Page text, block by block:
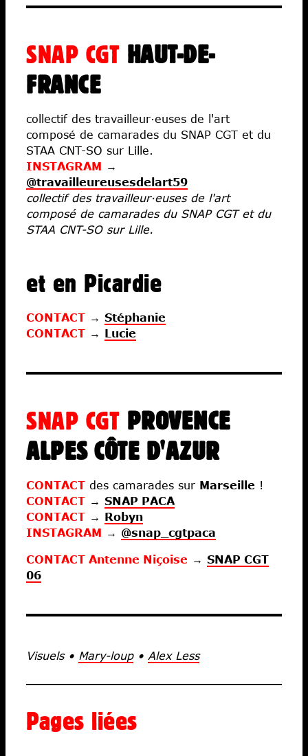
SNAP CGT HAUT-DE-
FRANCE
collectif des travailleur·euses de l'art
composé de camarades du SNAP CGT et du
STAA CNT-SO sur Lille.
INSTAGRAM →
@travailleureusesdelart59
collectif des travailleur·euses de l'art
composé de camarades du SNAP CGT et du
STAA CNT-SO sur Lille.
et en Picardie
CONTACT → Stéphanie
CONTACT → Lucie
SNAP CGT PROVENCE
ALPES CÔTE D'AZUR
CONTACT des camarades sur Marseille !
CONTACT → SNAP PACA
CONTACT → Robyn
INSTAGRAM → @snap_cgtpaca
CONTACT Antenne Niçoise → SNAP CGT
06
Visuels • Mary-loup• Alex Less
Pages liées